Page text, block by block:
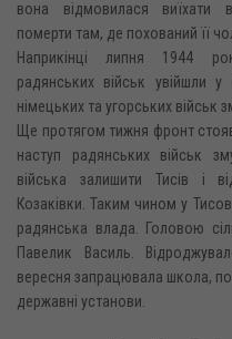
вона відмовилася виїхати
померти там, де похований її
Наприкінці липня 1944
радянських військ увійшли
німецьких та угорських військ
Ще протягом тижня фронт
наступ радянських військ
війська залишити Тисів і
Козаківки. Таким чином у
радянська влада. Головою
Павелик Василь.
вересня запрацювала школа,
державні установи.